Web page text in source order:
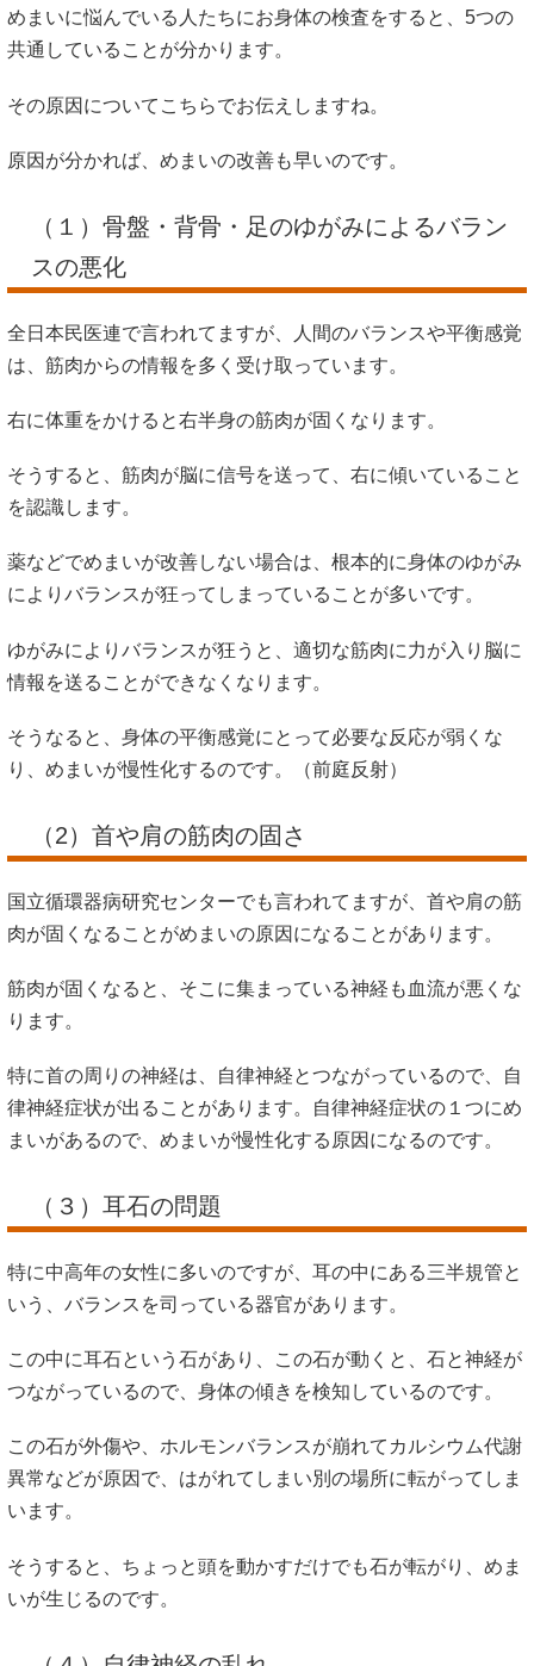
めまいに悩んでいる人たちにお身体の検査をすると、5つの
共通していることが分かります。
その原因についてこちらでお伝えしますね。
原因が分かれば、めまいの改善も早いのです。
（１）骨盤・背骨・足のゆがみによるバラン
スの悪化
全日本民医連で言われてますが、人間のバランスや平衡感覚
は、筋肉からの情報を多く受け取っています。
右に体重をかけると右半身の筋肉が固くなります。
そうすると、筋肉が脳に信号を送って、右に傾いていること
を認識します。
薬などでめまいが改善しない場合は、根本的に身体のゆがみ
によりバランスが狂ってしまっていることが多いです。
ゆがみによりバランスが狂うと、適切な筋肉に力が入り脳に
情報を送ることができなくなります。
そうなると、身体の平衡感覚にとって必要な反応が弱くな
り、めまいが慢性化するのです。（前庭反射）
（2）首や肩の筋肉の固さ
国立循環器病研究センターでも言われてますが、首や肩の筋
肉が固くなることがめまいの原因になることがあります。
筋肉が固くなると、そこに集まっている神経も血流が悪くな
ります。
特に首の周りの神経は、自律神経とつながっているので、自
律神経症状が出ることがあります。自律神経症状の１つにめ
まいがあるので、めまいが慢性化する原因になるのです。
（３）耳石の問題
特に中高年の女性に多いのですが、耳の中にある三半規管と
いう、バランスを司っている器官があります。
この中に耳石という石があり、この石が動くと、石と神経が
つながっているので、身体の傾きを検知しているのです。
この石が外傷や、ホルモンバランスが崩れてカルシウム代謝
異常などが原因で、はがれてしまい別の場所に転がってしま
います。
そうすると、ちょっと頭を動かすだけでも石が転がり、めま
いが生じるのです。